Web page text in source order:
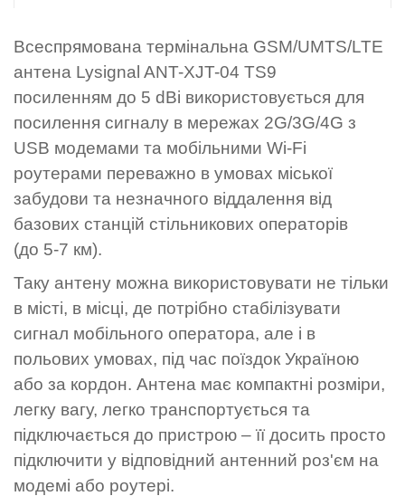
Всеспрямована термінальна GSM/UMTS/LTE
антена Lysignal ANT-XJT-04 TS9
посиленням до 5 dBi використовується для
посилення сигналу в мережах 2G/3G/4G з
USB модемами та мобільними Wi-Fi
роутерами переважно в умовах міської
забудови та незначного віддалення від
базових станцій стільникових операторів
(до 5-7 км).
Таку антену можна використовувати не тільки
в місті, в місці, де потрібно стабілізувати
сигнал мобільного оператора, але і в
польових умовах, під час поїздок Україною
або за кордон. Антена має компактні розміри,
легку вагу, легко транспортується та
підключається до пристрою – її досить просто
підключити у відповідний антенний роз'єм на
модемі або роутері.